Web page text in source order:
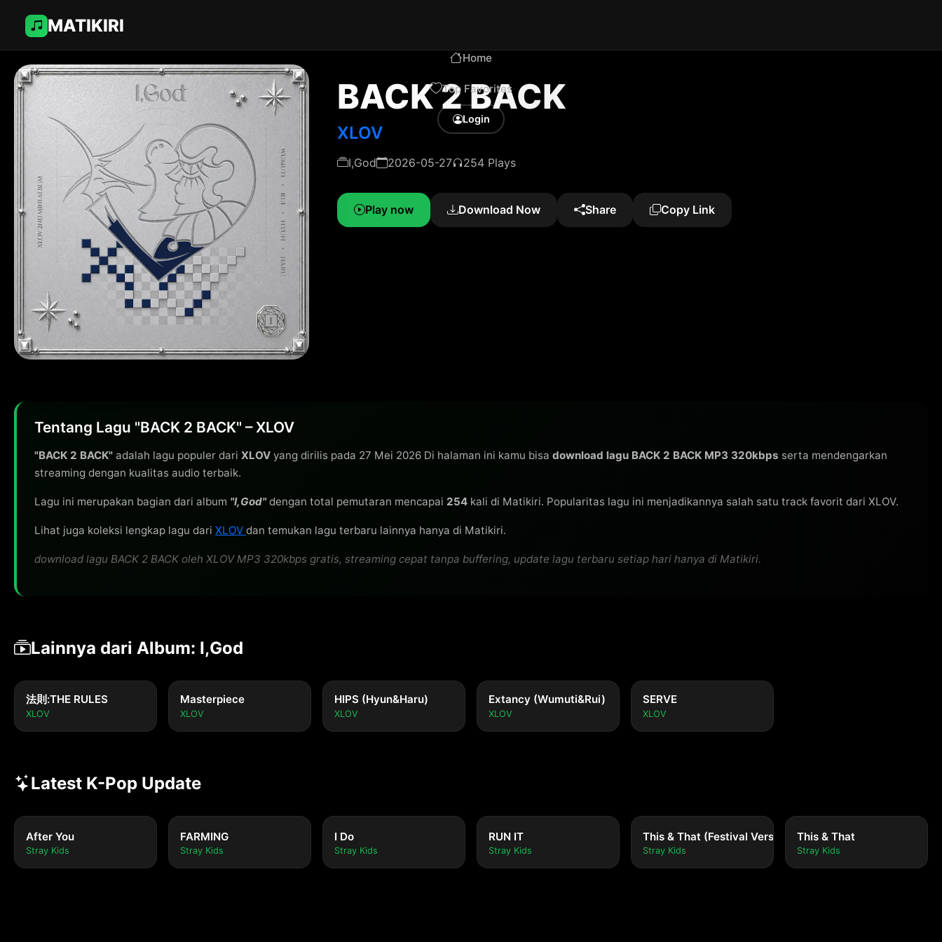
MATIKIRI
Home
Top Favorites
Login
BACK 2 BACK
XLOV
I,God 2026-05-27 254 Plays
Play now Download Now Share Copy Link
Tentang Lagu "BACK 2 BACK" – XLOV
"BACK 2 BACK" adalah lagu populer dari XLOV yang dirilis pada 27 Mei 2026 Di halaman ini kamu bisa download lagu BACK 2 BACK MP3 320kbps serta mendengarkan
streaming dengan kualitas audio terbaik.
Lagu ini merupakan bagian dari album "I,God"dengan total pemutaran mencapai 254 kali di Matikiri. Popularitas lagu ini menjadikannya salah satu track favorit dari XLOV.
Lihat juga koleksi lengkap lagu dari XLOV dan temukan lagu terbaru lainnya hanya di Matikiri.
download lagu BACK 2 BACK oleh XLOV MP3 320kbps gratis, streaming cepat tanpa buffering, update lagu terbaru setiap hari hanya di Matikiri.
Lainnya dari Album: I,God
法則:THE RULES
XLOV
Masterpiece
XLOV
HIPS (Hyun&Haru)
XLOV
Extancy (Wumuti&Rui)
XLOV
SERVE
XLOV
Latest K-Pop Update
After You
Stray Kids
FARMING
Stray Kids
I Do
Stray Kids
RUN IT
Stray Kids
This & That (Festival Version)
Stray Kids
This & That
Stray Kids